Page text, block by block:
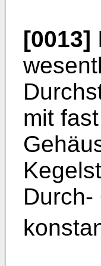
[0013]
mit
Durch-